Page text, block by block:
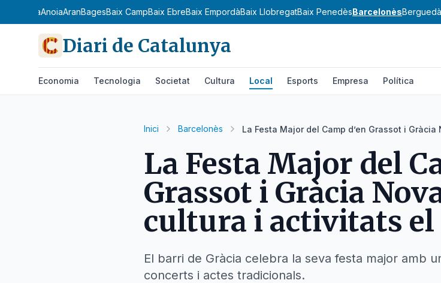
AnoiaAranBagesBaix CampBaix EbreBaix EmpordàBaix LlobregatBaix PenedèsBarcelonèsBerguedà
Diari de Catalunya
Economia Tecnologia Societat Cultura Local Esports Empresa Política
Inici Barcelonès La Festa Major del Camp d’en Grassot i
La Festa Major del
Grassot i Gràcia
cultura i activitats
El barri de Gràcia celebra la seva festa major amb
concerts i actes tradicionals.